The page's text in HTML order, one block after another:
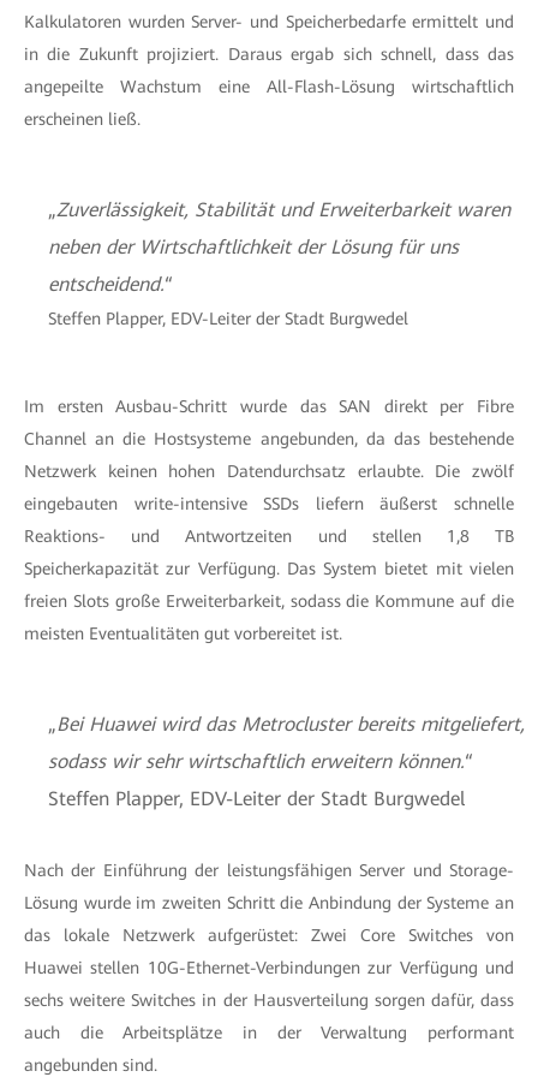
Kalkulatoren wurden Server- und Speicherbedarfe ermittelt und
in die Zukunft projiziert. Daraus ergab sich schnell, dass das
angepeilte Wachstum eine All-Flash-Lösung wirtschaftlich
erscheinen ließ.
„Zuverlässigkeit, Stabilität und Erweiterbarkeit waren
neben der Wirtschaftlichkeit der Lösung für uns
entscheidend.“
Steffen Plapper, EDV-Leiter der Stadt Burgwedel
Im ersten Ausbau-Schritt wurde das SAN direkt per Fibre
Channel an die Hostsysteme angebunden, da das bestehende
Netzwerk keinen hohen Datendurchsatz erlaubte. Die zwölf
eingebauten write-intensive SSDs liefern äußerst schnelle
Reaktions- und Antwortzeiten und stellen 1,8 TB
Speicherkapazität zur Verfügung. Das System bietet mit vielen
freien Slots große Erweiterbarkeit, sodass die Kommune auf die
meisten Eventualitäten gut vorbereitet ist.
„Bei Huawei wird das Metrocluster bereits mitgeliefert,
sodass wir sehr wirtschaftlich erweitern können.“
Steffen Plapper, EDV-Leiter der Stadt Burgwedel
Nach der Einführung der leistungsfähigen Server und Storage-
Lösung wurde im zweiten Schritt die Anbindung der Systeme an
das lokale Netzwerk aufgerüstet: Zwei Core Switches von
Huawei stellen 10G-Ethernet-Verbindungen zur Verfügung und
sechs weitere Switches in der Hausverteilung sorgen dafür, dass
auch die Arbeitsplätze in der Verwaltung performant
angebunden sind.